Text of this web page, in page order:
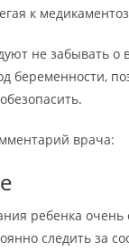
к
не забывать о
беременности,
врача:
ребенка
следить за